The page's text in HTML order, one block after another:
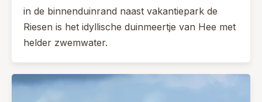
in de binnenduinrand naast vakantiepark de
Riesen is het idyllische duinmeertje van Hee met
helder zwemwater.